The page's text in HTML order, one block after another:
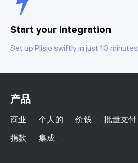
Start your integration
Set up Plisio swiftly in just 10 minutes.
产品
商业 个人的 价钱 批量支付
捐款
集成